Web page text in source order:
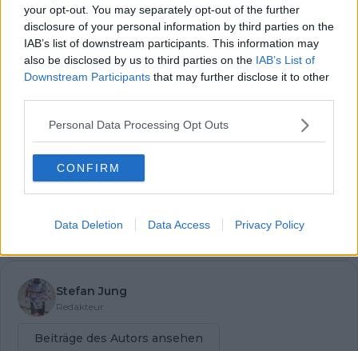
your opt-out. You may separately opt-out of the further
disclosure of your personal information by third parties on the
IAB’s list of downstream participants. This information may
also be disclosed by us to third parties on the IAB’s List of
Downstream Participants that may further disclose it to other
Personal Data Processing Opt Outs
CONFIRM
Data Deletion Data Access Privacy Policy
Jetzt kostenlos den RadsportAktuell-
Newsletter abonnieren!
Nachdem du auf „Abonnieren“ geklickt hast,
erhältst du sofort eine E-Mail von uns. Bei
einigen Lesern landet diese im Spam-
Ordner – überprüfe ihn daher bitte ebenfalls.
Alle wichtigen News, Ergebnisse und
Rennvorschauen – täglich kompakt per E-
Mail.
Abonnieren
Stefan Jung
Redakteur
Beiträge des Autors ansehen